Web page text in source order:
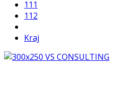
111
112
Kraj